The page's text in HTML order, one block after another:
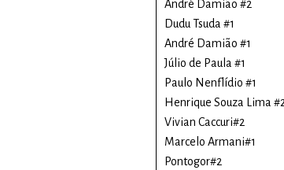
André Damião #2
Dudu Tsuda #1
André Damião #1
Júlio de Paula #1
Paulo Nenflídio #1
Henrique Souza Lima #2
Vivian Caccuri#2
Marcelo Armani#1
Pontogor#2